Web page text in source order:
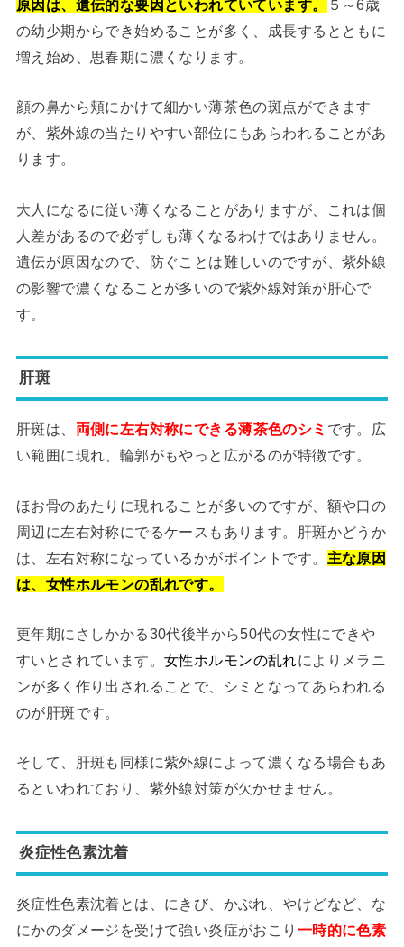
原因は、遺伝的な要因といわれていています。
５～6歳
の幼少期からでき始めることが多く、成長するとともに
増え始め、思春期に濃くなります。
顔の鼻から頬にかけて細かい薄茶色の斑点ができます
が、紫外線の当たりやすい部位にもあらわれることがあ
ります。
大人になるに従い薄くなることがありますが、これは個
人差があるので必ずしも薄くなるわけではありません。
遺伝が原因なので、防ぐことは難しいのですが、紫外線
の影響で濃くなることが多いので紫外線対策が肝心で
す。
肝斑
肝斑は、 両側に左右対称にできる薄茶色のシミ です。広
い範囲に現れ、輪郭がもやっと広がるのが特徴です。
ほお骨のあたりに現れることが多いのですが、額や口の
周辺に左右対称にでるケースもあります。肝斑かどうか
は、左右対称になっているかがポイントです。 主な原因
は、女性ホルモンの乱れです。
更年期にさしかかる30代後半から50代の女性にできや
すいとされています。女性ホルモンの乱れによりメラニ
ンが多く作り出されることで、シミとなってあらわれる
のが肝斑です。
そして、肝斑も同様に紫外線によって濃くなる場合もあ
るといわれており、紫外線対策が欠かせません。
炎症性色素沈着
炎症性色素沈着とは、にきび、かぶれ、やけどなど、な
にかのダメージを受けて強い炎症がおこり 一時的に色素